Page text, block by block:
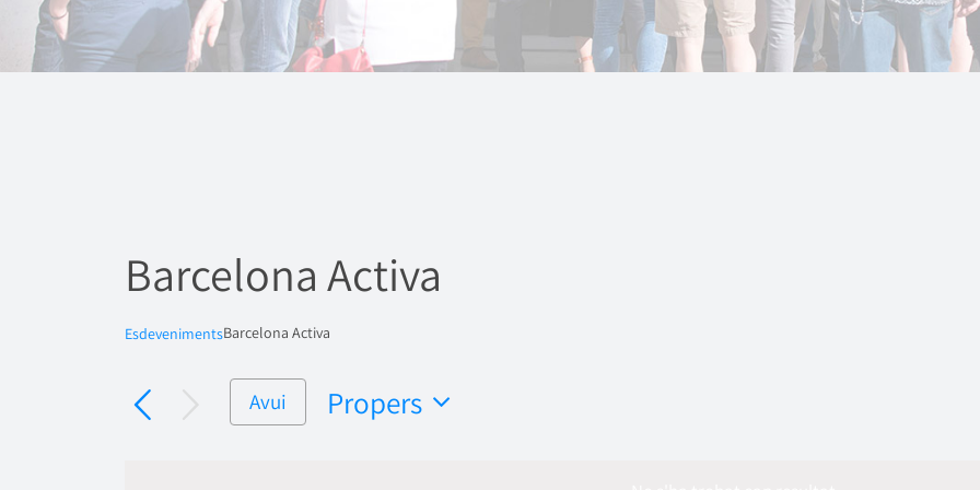
Barcelona Activa
EsdevenimentsBarcelona Activa
Avui
Propers